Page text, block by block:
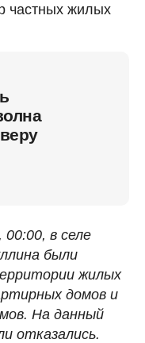
частных жилых
в селе
были
жилых
домов и
На данный
отказались.